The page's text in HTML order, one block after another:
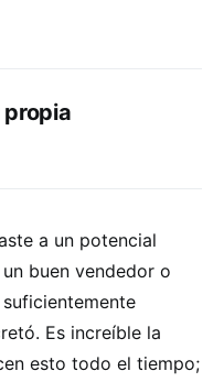
propia
a un potencial
buen vendedor o
Es increíble la
esto todo el tiempo;